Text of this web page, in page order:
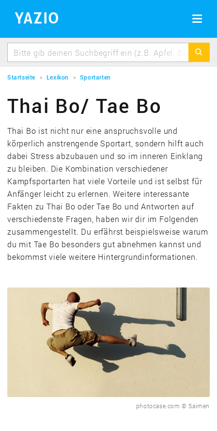
BMI berechnen schnell & einfach
Berechne dein Idealgewicht
Kalorienbedarf berechnen
Kalorienverbrauch beim Sport berechnen
Erfolgsgeschichten
Toggle
Startseite Lexikon Sportarten
Thai Bo/ Tae Bo
Thai Bo ist nicht nur eine anspruchsvolle und
körperlich anstrengende Sportart, sondern hilft auch
dabei Stress abzubauen und so im inneren Einklang
zu bleiben. Die Kombination verschiedener
Kampfsportarten hat viele Vorteile und ist selbst für
Anfänger leicht zu erlernen. Weitere interessante
Fakten zu Thai Bo oder Tae Bo und Antworten auf
verschiedenste Fragen, haben wir dir im Folgenden
zusammengestellt. Du erfährst beispielsweise warum
du mit Tae Bo besonders gut abnehmen kannst und
bekommst viele weitere Hintergrundinformationen.
photocase.com © Saimen